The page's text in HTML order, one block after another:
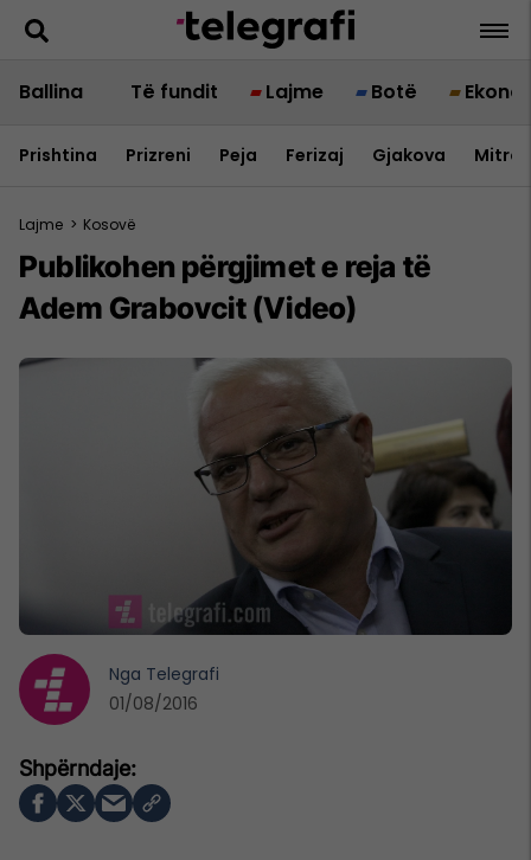
Ballina Të fundit Lajme Botë
Prishtina Prizreni Peja Ferizaj Gjakova
Lajme > Kosovë
Publikohen përgjimet e reja të
Adem Grabovcit (Video)
Nga Telegrafi
01/08/2016